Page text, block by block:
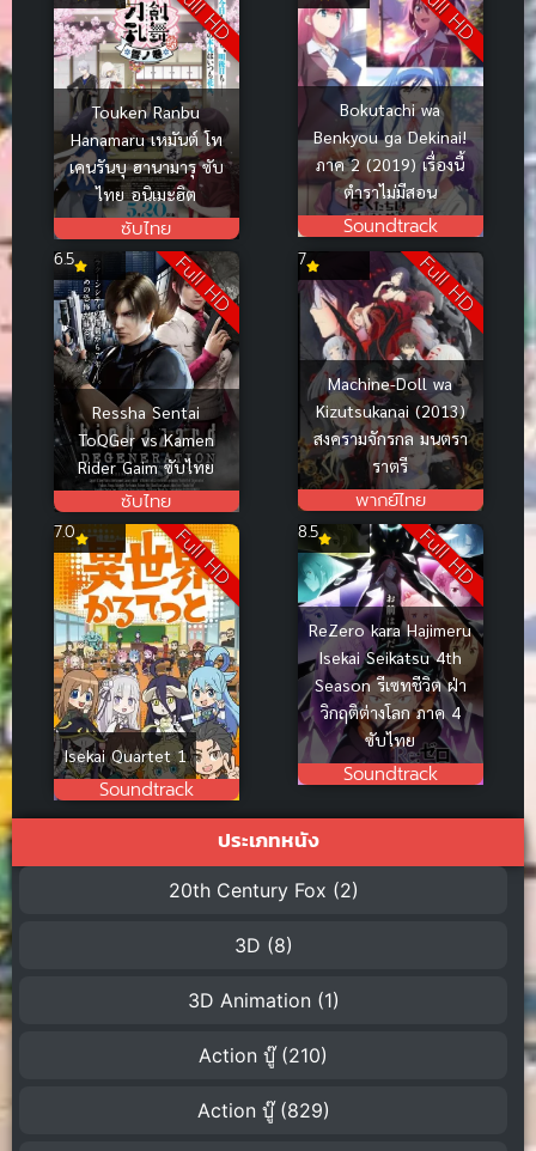
Touken Ranbu
Hanamaru เหมันต์ โท
เคนรันบุ ฮานามารุ ซับ
ไทย อนิเมะฮิต
ซับไทย
Bokutachi wa
Benkyou ga Dekinai!
ภาค 2 (2019) เรื่องนี้
ตำราไม่มีสอน
Soundtrack
Full HD
Ressha Sentai
ToQGer vs Kamen
Rider Gaim ซับไทย
ซับไทย
6.5 Full HD
Machine-Doll wa
Kizutsukanai (2013)
สงครามจักรกล มนตรา
ราตรี
พากย์ไทย
7
Full HD
Isekai Quartet 1
Soundtrack
7.0 Full HD
ReZero kara Hajimeru
Isekai Seikatsu 4th
Season รีเซทชีวิต ฝ่า
วิกฤติต่างโลก ภาค 4
ซับไทย
Soundtrack
8.5
ประเภทหนัง
20th Century Fox (2)
3D (8)
3D Animation (1)
Action บู๊(210)
Action บู๊(829)